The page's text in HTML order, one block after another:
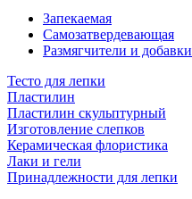
Запекаемая
Самозатвердевающая
Размягчители и добавки
Тесто для лепки
Пластилин
Пластилин скульптурный
Изготовление слепков
Керамическая флористика
Лаки и гели
Принадлежности для лепки